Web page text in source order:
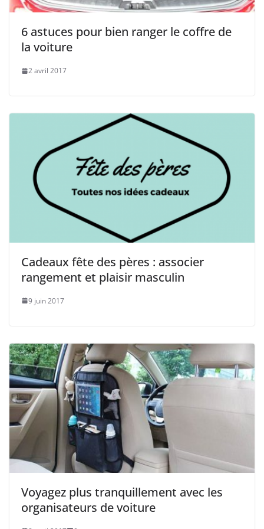
6 astuces pour bien ranger le coffre de
la voiture
2 avril 2017
Cadeaux fête des pères : associer
rangement et plaisir masculin
9 juin 2017
Voyagez plus tranquillement avec les
organisateurs de voiture